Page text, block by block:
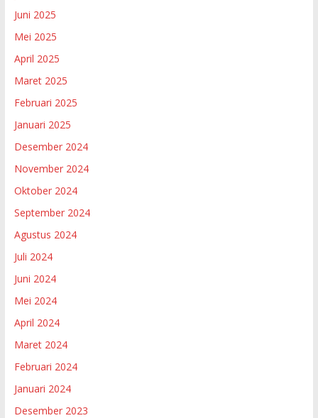
Juni 2025
Mei 2025
April 2025
Maret 2025
Februari 2025
Januari 2025
Desember 2024
November 2024
Oktober 2024
September 2024
Agustus 2024
Juli 2024
Juni 2024
Mei 2024
April 2024
Maret 2024
Februari 2024
Januari 2024
Desember 2023